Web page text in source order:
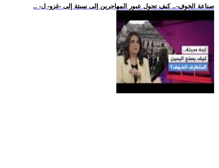
.. -صناعة الخوف-.. كيف تحول عبور المهاجرين إلى سبتة إلى -غزو- ل